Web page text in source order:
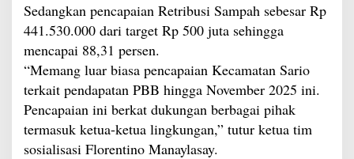
Sedangkan pencapaian Retribusi Sampah sebesar Rp
441.530.000 dari target Rp 500 juta sehingga
mencapai 88,31 persen.
“Memang luar biasa pencapaian Kecamatan Sario
terkait pendapatan PBB hingga November 2025 ini.
Pencapaian ini berkat dukungan berbagai pihak
termasuk ketua-ketua lingkungan,” tutur ketua tim
sosialisasi Florentino Manaylasay.